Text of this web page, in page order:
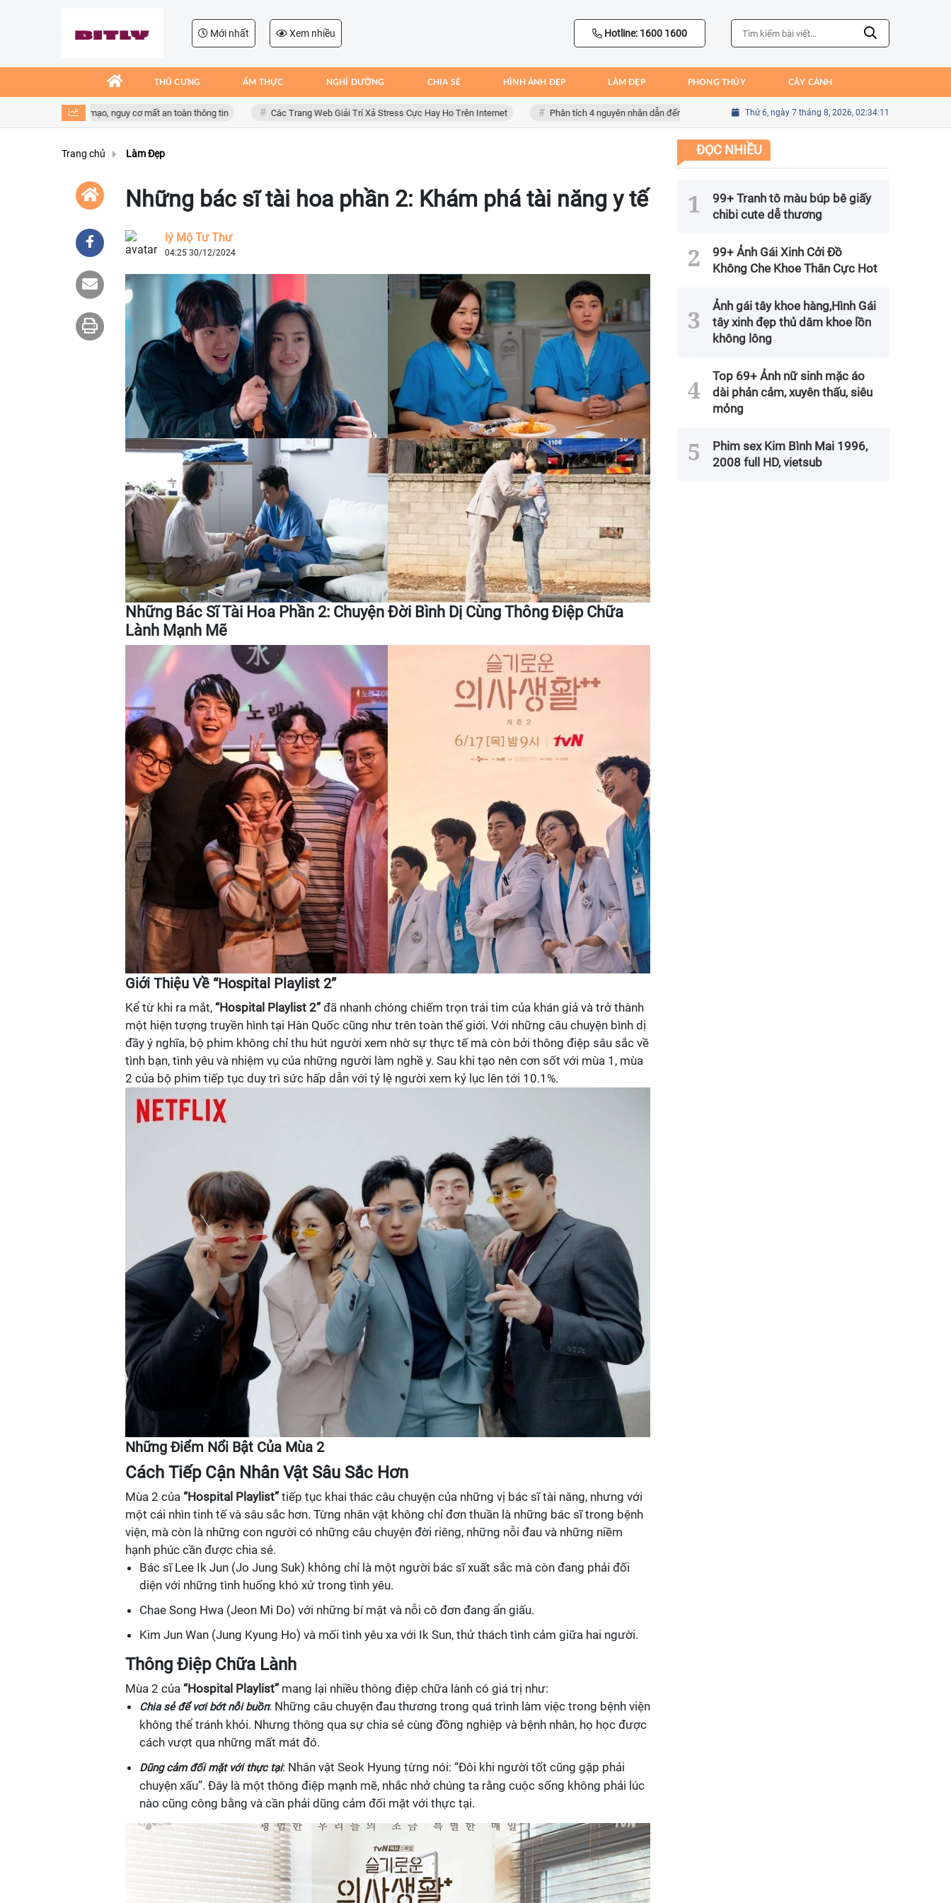
Mới nhất Xem nhiều Hotline: 1600 1600
THÚ CƯNG ẨM THỰC NGHỈ DƯỠNG CHIA SẺ HÌNH ẢNH ĐẸP LÀM ĐẸP PHONG THỦY CÂY CẢNH
dụng giả mạo, nguy cơ mất an toàn thông tin Các Trang Web Giải Trí Xả Stress Cực Hay Ho Trên Internet Phân tích 4 nguyên nhân dẫn đến thất bại của Bồ Đào Nha Sai lầm của Kim Seung-gyu trong trận
Thứ 6, ngày 7 tháng 8, 2026, 02:34:13
Trang chủ Làm Đẹp
Những bác sĩ tài hoa phần 2: Khám phá tài năng y tế
lý Mộ Tư Thư
04:25 30/12/2024
Những Bác Sĩ Tài Hoa Phần 2: Chuyện Đời Bình Dị Cùng Thông Điệp Chữa
Lành Mạnh Mẽ
Giới Thiệu Về “Hospital Playlist 2”
Kể từ khi ra mắt, “Hospital Playlist 2” đã nhanh chóng chiếm trọn trái tim của khán giả và trở thành
một hiện tượng truyền hình tại Hàn Quốc cũng như trên toàn thế giới. Với những câu chuyện bình dị
đầy ý nghĩa, bộ phim không chỉ thu hút người xem nhờ sự thực tế mà còn bởi thông điệp sâu sắc về
tình bạn, tình yêu và nhiệm vụ của những người làm nghề y. Sau khi tạo nên cơn sốt với mùa 1, mùa
2 của bộ phim tiếp tục duy trì sức hấp dẫn với tỷ lệ người xem kỷ lục lên tới 10.1%.
Những Điểm Nổi Bật Của Mùa 2
Cách Tiếp Cận Nhân Vật Sâu Sắc Hơn
Mùa 2 của “Hospital Playlist” tiếp tục khai thác câu chuyện của những vị bác sĩ tài năng, nhưng với
một cái nhìn tinh tế và sâu sắc hơn. Từng nhân vật không chỉ đơn thuần là những bác sĩ trong bệnh
viện, mà còn là những con người có những câu chuyện đời riêng, những nỗi đau và những niềm
hạnh phúc cần được chia sẻ.
Bác sĩ Lee Ik Jun (Jo Jung Suk) không chỉ là một người bác sĩ xuất sắc mà còn đang phải đối
diện với những tình huống khó xử trong tình yêu.
Chae Song Hwa (Jeon Mi Do) với những bí mật và nỗi cô đơn đang ẩn giấu.
Kim Jun Wan (Jung Kyung Ho) và mối tình yêu xa với Ik Sun, thử thách tình cảm giữa hai người.
Thông Điệp Chữa Lành
Mùa 2 của “Hospital Playlist” mang lại nhiều thông điệp chữa lành có giá trị như:
Chia sẻ để vơi bớt nỗi buồn: Những câu chuyện đau thương trong quá trình làm việc trong bệnh viện
không thể tránh khỏi. Nhưng thông qua sự chia sẻ cùng đồng nghiệp và bệnh nhân, họ học được
cách vượt qua những mất mát đó.
Dũng cảm đối mặt với thực tại: Nhân vật Seok Hyung từng nói: “Đôi khi người tốt cũng gặp phải
chuyện xấu”. Đây là một thông điệp mạnh mẽ, nhắc nhở chúng ta rằng cuộc sống không phải lúc
nào cũng công bằng và cần phải dũng cảm đối mặt với thực tại.
ĐỌC NHIỀU
99+ Tranh tô màu búp bê giấy
chibi cute dễ thương
99+ Ảnh Gái Xinh Cởi Đồ
Không Che Khoe Thân Cực Hot
Ảnh gái tây khoe hàng,Hình Gái
tây xinh đẹp thủ dâm khoe lồn
không lông
Top 69+ Ảnh nữ sinh mặc áo
dài phản cảm, xuyên thấu, siêu
mỏng
Phim sex Kim Bình Mai 1996,
2008 full HD, vietsub